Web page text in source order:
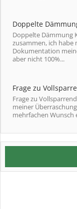
Doppelte
Doppelte Dämmung
zusammen, ich habe
Dokumentation
aber nicht 100%...
Frage zu
Frage zu
meiner
mehrfachen Wunsch